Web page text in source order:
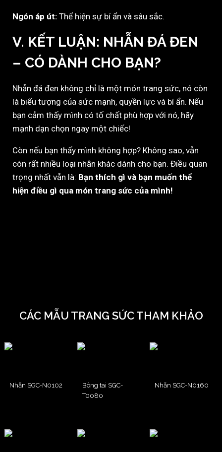
Ngón áp út: Thể hiện sự bí ẩn và sâu sắc.
V. KẾT LUẬN: NHẪN ĐÁ ĐEN
– CÓ DÀNH CHO BẠN?
Nhẫn đá đen không chỉ là một món trang sức, nó còn
là biểu tượng của sức mạnh, quyền lực và bí ẩn. Nếu
bạn cảm thấy mình có tố chất phù hợp với nó, hãy
mạnh dạn chọn ngay một chiếc!
Còn nếu bạn thấy mình không hợp? Không sao, vẫn
còn rất nhiều loại nhẫn khác dành cho bạn. Điều quan
trọng nhất vẫn là: Bạn thích gì và bạn muốn thể
hiện điều gì qua món trang sức của mình!
CÁC MẪU TRANG SỨC THAM KHẢO
Nhẫn SGC-N0102
Bông tai SGC-
T0080
Nhẫn SGC-N0160